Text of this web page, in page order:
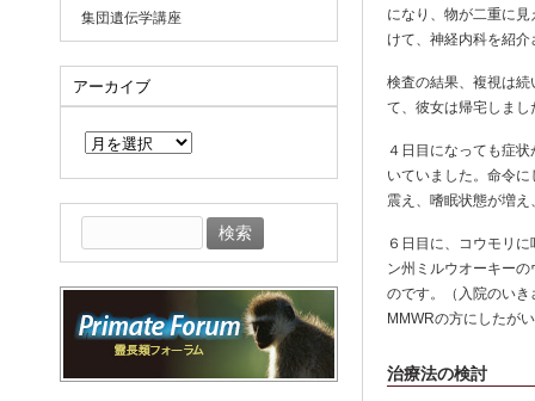
になり、物が二重に
けて、神経内科を紹介
検査の結果、複視は
て、彼女は帰宅しまし
４日目になっても症
いていました。命令
震え、嗜眠状態が増
６日目に、コウモリ
ン州ミルウオーキー
のです。（入院のい
MMWRの方にしたが
治療法の検討
集団遺伝学講座
アーカイブ
イ
ブ
索: